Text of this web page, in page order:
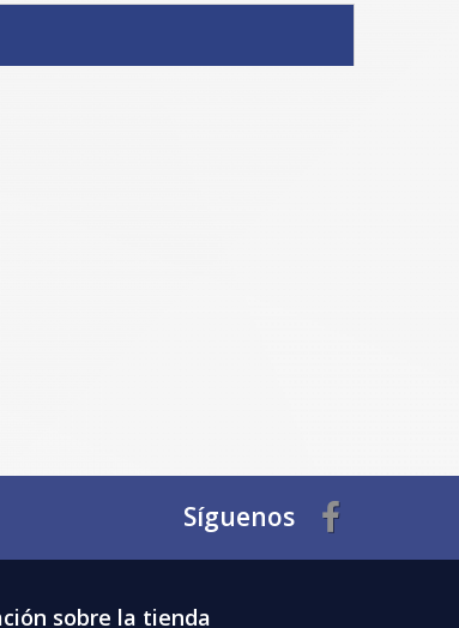
Síguenos
sobre la tienda